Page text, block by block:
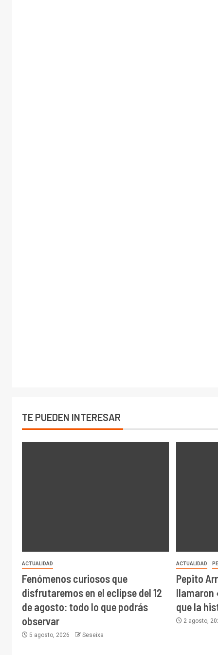
TE PUEDEN INTERESAR
ACTUALIDAD
Fenómenos curiosos que
disfrutaremos en el eclipse del 12
de agosto: todo lo que podrás
observar
5 agosto, 2026 Seseixa
ACTUALIDAD
Pepito
llamaron
que la
2 agosto,